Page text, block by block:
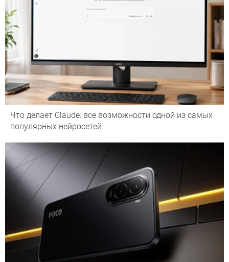
Что делает Сlaude: все возможности одной из самых
популярных нейросетей